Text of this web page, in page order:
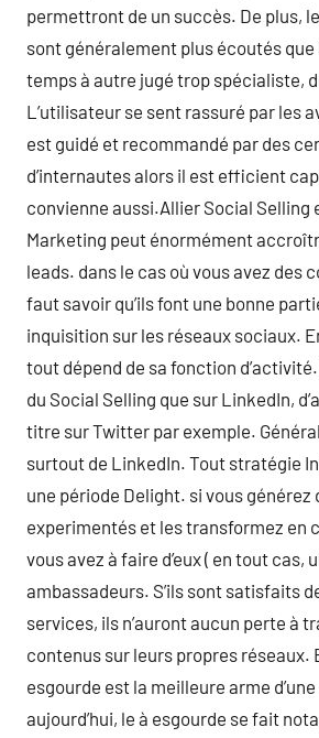
permettront de un succès. De plus,
sont généralement plus écoutés que
temps à autre jugé trop spécialiste,
L’utilisateur se sent rassuré par les
est guidé et recommandé par des
d’internautes alors il est efficient
convienne aussi.Allier Social Selling
Marketing peut énormément
leads. dans le cas où vous avez des
faut savoir qu’ils font une bonne
inquisition sur les réseaux sociaux.
tout dépend de sa fonction
du Social Selling que sur LinkedIn,
titre sur Twitter par exemple.
surtout de LinkedIn. Tout stratégie
une période Delight. si vous générez
experimentés et les transformez en
vous avez à faire d’eux ( en tout cas,
ambassadeurs. S’ils sont satisfaits
services, ils n’auront aucun perte à
contenus sur leurs propres réseaux.
esgourde est la meilleure arme
aujourd’hui, le à esgourde se fait